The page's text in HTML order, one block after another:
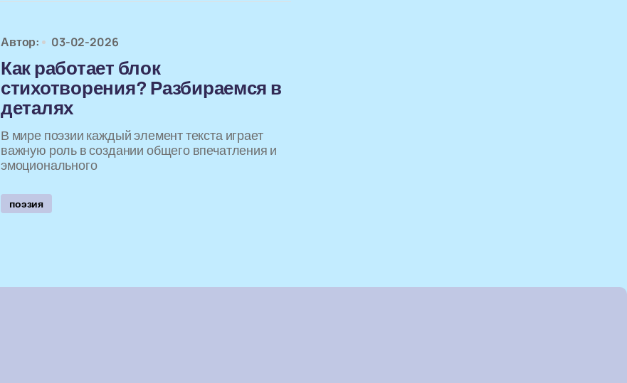
Автор: 03-02-2026
Как работает блок
стихотворения? Разбираемся в
деталях
В мире поэзии каждый элемент текста играет
важную роль в создании общего впечатления и
эмоционального
поэзия